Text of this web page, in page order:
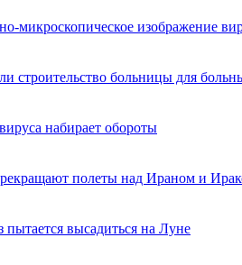
микроскопическое изображение
строительство больницы для
набирает обороты
полеты над Ираном и
пытается высадиться на Луне